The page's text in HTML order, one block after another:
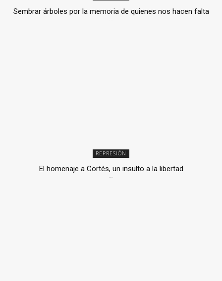
Sembrar árboles por la memoria de quienes nos hacen falta
REPRESIÓN
El homenaje a Cortés, un insulto a la libertad